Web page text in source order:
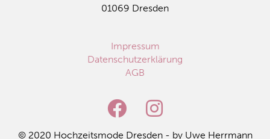
01069 Dres­den
Impressum
Datenschutzerklärung
AGB
© 2020 Hoch­zeits­mo­de Dres­den - by Uwe Herr­mann